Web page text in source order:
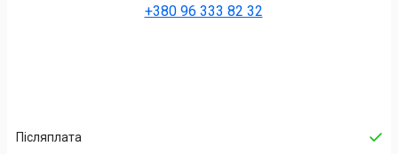
+380 96 333 82 32
Післяплата